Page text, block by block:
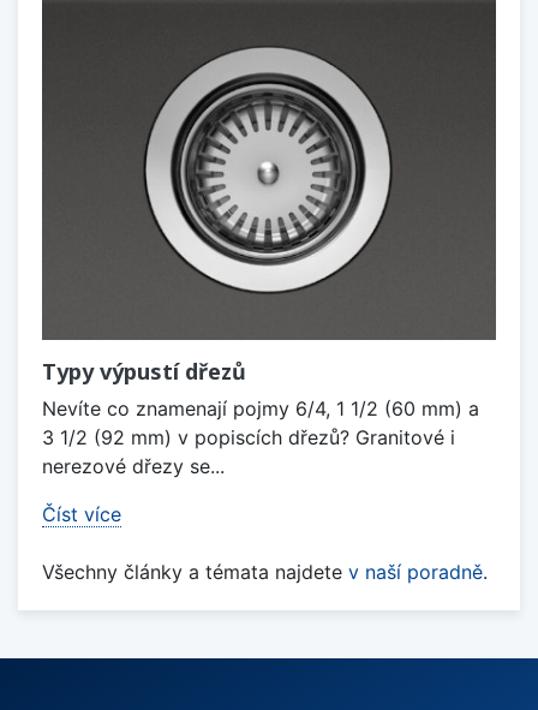
Typy výpustí dřezů
Nevíte co znamenají pojmy 6/4, 1 1/2 (60 mm) a
3 1/2 (92 mm) v popiscích dřezů? Granitové i
nerezové dřezy se...
Číst více
Všechny články a témata najdete v naší poradně.